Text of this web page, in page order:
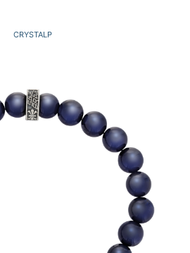
CRYSTALP